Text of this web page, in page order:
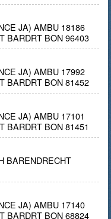
JA) AMBU 18186
BARDRT BON 96403
JA) AMBU 17992
BARDRT BON 81452
JA) AMBU 17101
BARDRT BON 81451
BARENDRECHT
JA) AMBU 17140
BARDRT BON 68824